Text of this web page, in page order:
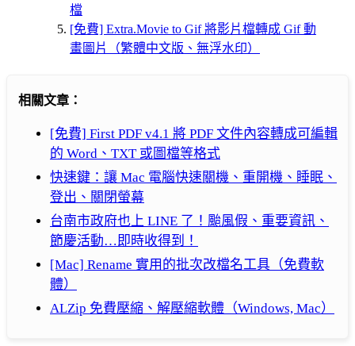
檔
[免費] Extra.Movie to Gif 將影片檔轉成 Gif 動
畫圖片（繁體中文版、無浮水印）
相關文章：
[免費] First PDF v4.1 將 PDF 文件內容轉成可編輯
的 Word、TXT 或圖檔等格式
快速鍵：讓 Mac 電腦快速關機、重開機、睡眠、
登出、關閉螢幕
台南市政府也上 LINE 了！颱風假、重要資訊、
節慶活動…即時收得到！
[Mac] Rename 實用的批次改檔名工具（免費軟
體）
ALZip 免費壓縮、解壓縮軟體（Windows, Mac）